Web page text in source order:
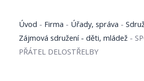
Úvod - Firma - Úřady, správa -
Zájmová sdružení - děti, mládež -
PŘÁTEL DELOSTŘELBY